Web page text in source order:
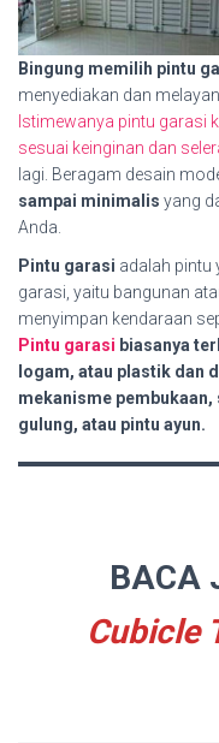
Bingung memilih pintu
menyediakan dan
Istimewanya pintu garasi
sesuai keinginan dan
lagi. Beragam desain
sampai minimalis yang
Anda.
Pintu garasi adalah pintu
garasi, yaitu bangunan
menyimpan kendaraan
Pintu garasi biasanya
logam, atau plastik dan
mekanisme
gulung, atau pintu ayun.
BACA
Cubicle